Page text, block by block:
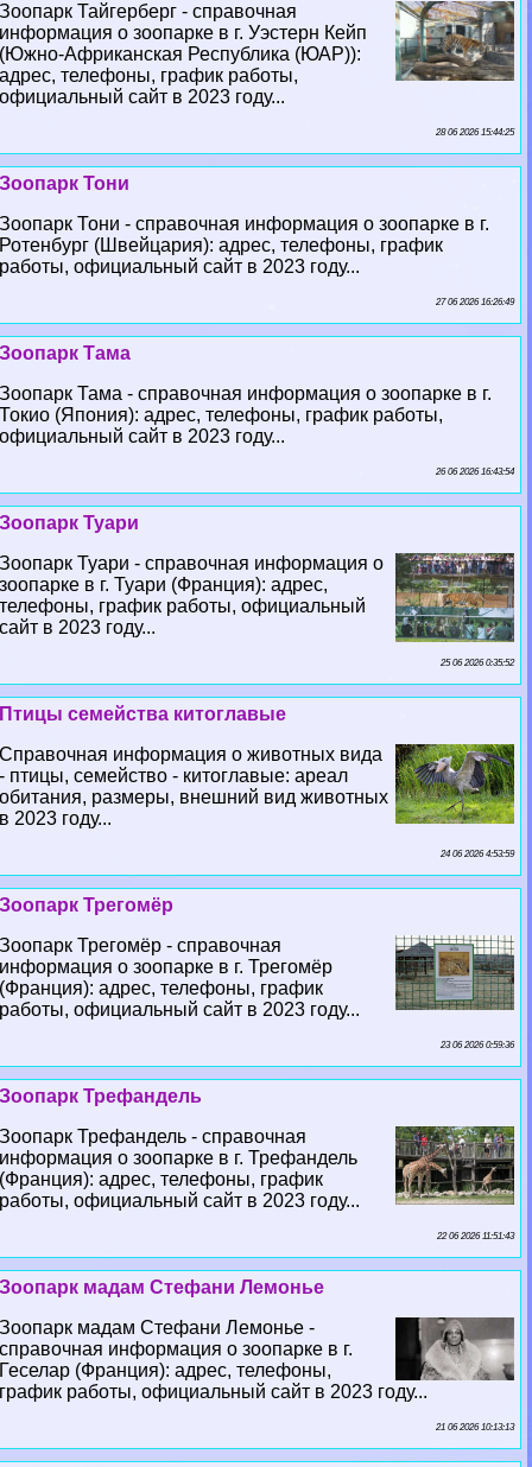
Зоопарк Тайгерберг - справочная
информация о зоопарке в г. Уэстерн Кейп
(Южно-Африканская Республика (ЮАР)):
адрес, телефоны, график работы,
официальный сайт в 2023 году...
28 06 2026 15:44:25
Зоопарк Тони
Зоопарк Тони - справочная информация о зоопарке в г.
Ротенбург (Швейцария): адрес, телефоны, график
работы, официальный сайт в 2023 году...
27 06 2026 16:26:49
Зоопарк Тама
Зоопарк Тама - справочная информация о зоопарке в г.
Токио (Япония): адрес, телефоны, график работы,
официальный сайт в 2023 году...
26 06 2026 16:43:54
Зоопарк Туари
Зоопарк Туари - справочная информация о
зоопарке в г. Туари (Франция): адрес,
телефоны, график работы, официальный
сайт в 2023 году...
25 06 2026 0:35:52
Птицы семейства китоглавые
Справочная информация о животных вида
- птицы, семейство - китоглавые: ареал
обитания, размеры, внешний вид животных
в 2023 году...
24 06 2026 4:53:59
Зоопарк Трегомёр
Зоопарк Трегомёр - справочная
информация о зоопарке в г. Трегомёр
(Франция): адрес, телефоны, график
работы, официальный сайт в 2023 году...
23 06 2026 0:59:36
Зоопарк Трефандель
Зоопарк Трефандель - справочная
информация о зоопарке в г. Трефандель
(Франция): адрес, телефоны, график
работы, официальный сайт в 2023 году...
22 06 2026 11:51:43
Зоопарк мадам Стефани Лемонье
Зоопарк мадам Стефани Лемонье -
справочная информация о зоопарке в г.
Геселар (Франция): адрес, телефоны,
график работы, официальный сайт в 2023 году...
21 06 2026 10:13:13